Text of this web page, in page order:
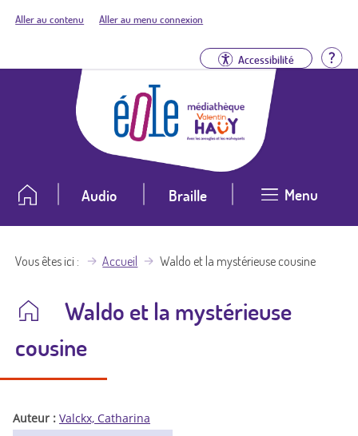
Aller au contenu Aller au menu connexion
Accessibilité
Audio Braille Menu
Vous êtes ici Accueil Waldo et la mystérieuse cousine
Waldo et la mystérieuse
cousine
Auteur : Valckx, Catharina